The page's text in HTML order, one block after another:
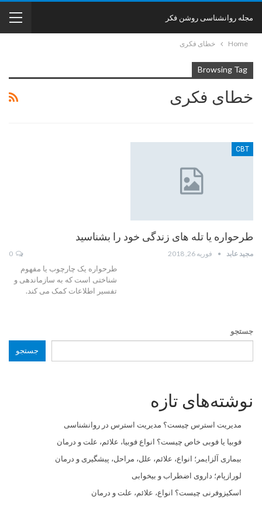
مجله روانشناسی روشن فکر
Home خطای فکری
Browsing Tag
خطای فکری
CBT
طرحواره یا تله های زندگی خود را بشناسید
مجید عابد فوریه 26, 2018
طرحواره یک چارچوب یا مفهوم
شناختی است که به سازماندهی و
تفسیر اطلاعات کمک می کند.
جستجو
جستجو
نوشته‌های تازه
مدیریت استرس چیست؟ مدیریت استرس در روانشناسی
فوبیا یا فوبی خاص چیست؟ انواع فوبیا، علائم، علت و درمان
بیماری آلزایمر؛ انواع، علائم، علل، مراحل، پیشگیری و درمان
لورازپام؛ داروی اضطراب و بیخوابی
اسکیزوفرنی چیست؟ انواع، علائم، علت و درمان